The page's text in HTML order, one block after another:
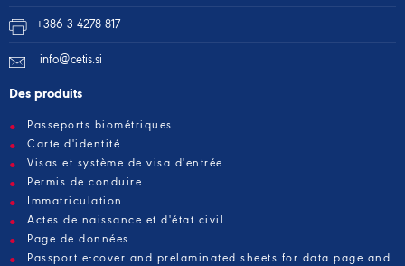
+386 3 4278 817
info@cetis.si
Des produits
Passeports biométriques
Carte d'identité
Visas et système de visa d'entrée
Permis de conduire
Immatriculation
Actes de naissance et d'état civil
Page de données
Passport e-cover and prelaminated sheets for data page and